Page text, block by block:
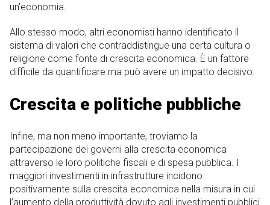
un’economia.
Allo stesso modo, altri economisti hanno identificato il
sistema di valori che contraddistingue una certa cultura o
religione come fonte di crescita economica. È un fattore
difficile da quantificare ma può avere un impatto decisivo.
Crescita e politiche pubbliche
Infine, ma non meno importante, troviamo la
partecipazione dei governi alla crescita economica
attraverso le loro politiche fiscali e di spesa pubblica. I
maggiori investimenti in infrastrutture incidono
positivamente sulla crescita economica nella misura in cui
l’aumento della produttività dovuto agli investimenti pubblici